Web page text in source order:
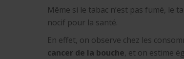
Même si le tabac n’est pas fumé, le
nocif pour la santé.
En effet, on observe chez les
cancer de la bouche, et on estime